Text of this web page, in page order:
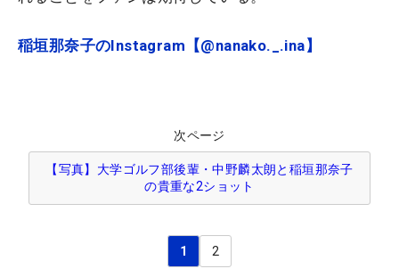
稲垣那奈子のInstagram【@nanako._.ina】
次ページ
【写真】大学ゴルフ部後輩・中野麟太朗と稲垣那奈子
の貴重な2ショット
1 2